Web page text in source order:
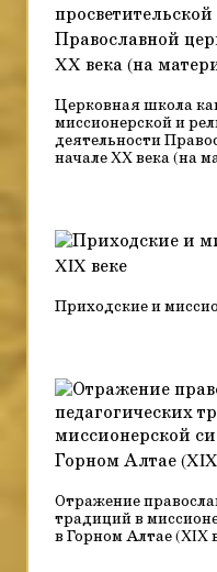
Церковная школа
миссионерской и
деятельности
начале XX века (на
Приходские и
Отражение
традиций в
в Горном Алтае (XIX